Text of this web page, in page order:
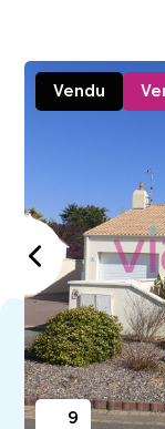
Vendu
9